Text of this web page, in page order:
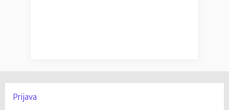
Prijava